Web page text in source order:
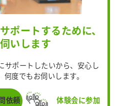
ポートするために、
いします
サポートしたいから、安心し
度でもお伺いします。
依頼 体験会に参加